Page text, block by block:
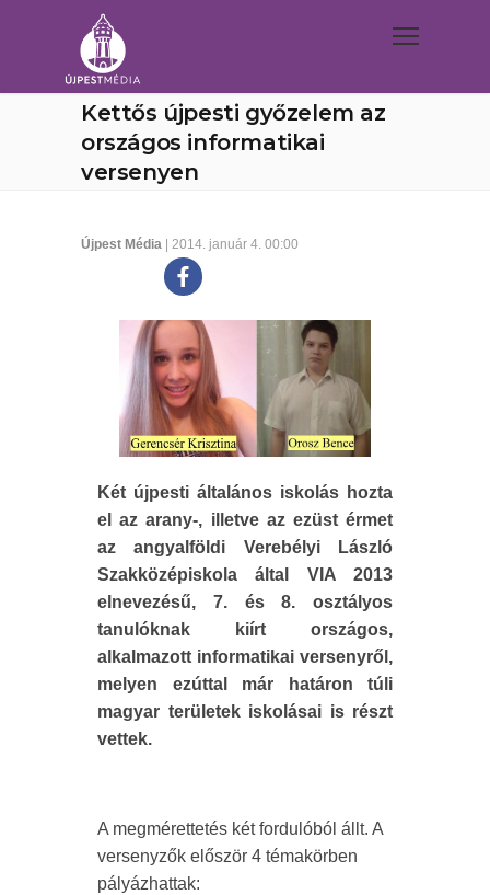
Kettős újpesti győzelem az
országos informatikai
versenyen
Újpest Média | 2014. január 4. 00:00
Két újpesti általános iskolás hozta
el az arany-, illetve az ezüst érmet
az angyalföldi Verebélyi László
Szakközépiskola által VIA 2013
elnevezésű, 7. és 8. osztályos
tanulóknak kiírt országos,
alkalmazott informatikai versenyről,
melyen ezúttal már határon túli
magyar területek iskolásai is részt
vettek.
A megmérettetés két fordulóból állt. A
versenyzők először 4 témakörben
pályázhattak: